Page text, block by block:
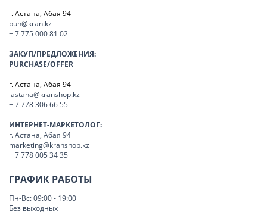
г. Астана, Абая 94
buh@kran.kz
+ 7 775 000 81 02
ЗАКУП/ПРЕДЛОЖЕНИЯ:
PURCHASE/OFFER
г. Астана, Абая 94
astana@kranshop.kz
+ 7 778 306 66 55
ИНТЕРНЕТ-МАРКЕТОЛОГ:
г. Астана, Абая 94
marketing@kranshop.kz
+ 7 778 005 34 35
ГРАФИК РАБОТЫ
Пн-Вс: 09:00 - 19:00
Без выходных